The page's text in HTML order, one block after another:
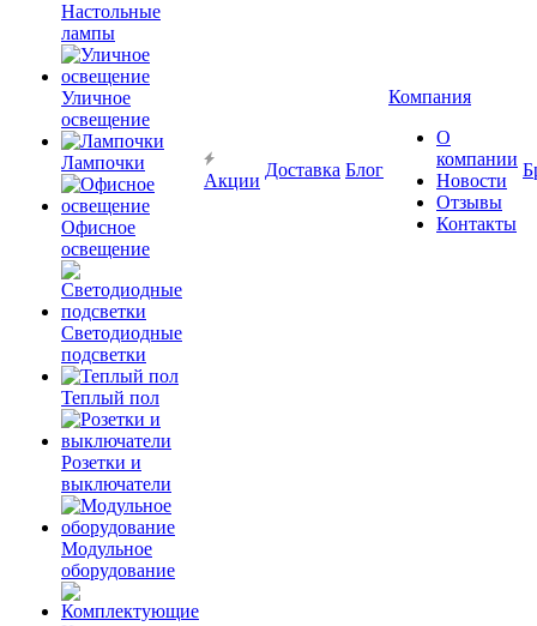
Настольные
лампы
Уличное
освещение
Лампочки
Офисное
освещение
Светодиодные
подсветки
Теплый пол
Розетки и
выключатели
Модульное
оборудование
Акции
Доставка Блог
Компания
О
компании
Новости
Отзывы
Контакты